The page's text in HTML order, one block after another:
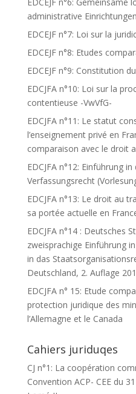
administrative
EDCEJF n°7: Loi sur la
EDCEJF n°8: Etudes
EDCEJF n°9: Constitution
EDCJFA n°10: Loi sur la
contentieuse -VwVfG-
EDCJFA n°11: Le statut
l’enseignement privé en
comparaison avec le droit
EDCJFA n°12: Einführung
Verfassungsrecht
EDCJFA n°13: Le droit au
sa portée actuelle en
EDCJFA n°14 : Deutsches
zweisprachige Einführung
in das
Deutschland, 2. Auflage
EDCJFA n° 15: Etude
protection juridique des
l’Allemagne et le Canada
Cahiers juriduqes
CJ n°1: La coopération
Convention ACP- CEE du